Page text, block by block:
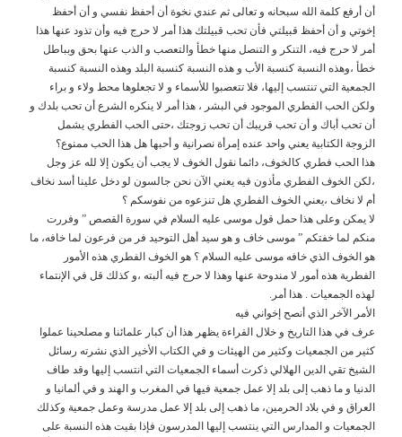
أن أرفع كلمة الله سبحانه و تعالى ثم عندي نخوة أن أحفظ نفسي و أن أحفظ
إخوتي و أن أحفظ قبيلتي فأن تحب قبيلتك هذا أمر لا حرج فيه وأن تذود عنها هذا
أمر لا حرج فيه، التنكر و التنصل منها خطأ والتعصب و الذب عنها بحق وبباطل
خطأ ،وهذه النسبة كنسبة الأب و هذه النسبة كنسبة البلد وهذه النسبة كنسبة
الجمعية التي تنتسب إليها، فلا تتعصبوا للأسماء و لا تجعلوها محط ولاء و براء
ولكن الحب الفطري الموجود في البشر ، هذا أمر لا ينكره الشرع أن تحب بلدك و
أن تحب أباك و أن تحب قريبك أن تحب زوجتك ،حتى الحب الفطري يشمل
الزوجة الكتابية يعني واحد عنده إمرأة نصرانية و أحبها هل هذا الحب ممنوع؟
هذا الحب فطري كالخوف، دائما نقول الخوف لا يجب أن يكون إلا لله عز وجل
،لكن الخوف الفطري مأذون فيه يعني الآن نحن جالسون لو دخل علينا أسد نخاف
أم لا نخاف ،يعني الخوف الفطري هل تنزعوه من نفوسكم ؟
لا يمكن وعلى هذا حمل قول موسى عليه السلام في سورة القصص ” وفررت
منكم لما خفتكم ” موسى خاف و هو سيد أهل التوحيد فر من فرعون لما خافه، ما
هو الخوف الذي خافه موسى عليه السلام ؟ هو الخوف الفطري هذه الأمور
الفطرية هذه أمور لا مندوحة عنها وهذا لا حرج فيه ألبته ،و كذلك قل في الإنتماء
لهذه الجمعيات . هذا أمر.
الأمر الآخر الذي أنصح إخواني فيه
عرف في هذا التاريخ و خلال القراءة يظهر هذا أن كبار علمائنا و مصلحينا عملوا
كثير من الجمعيات وكثير من الهيئات و في الكتاب الأخير الذي نشرته رسائل
الشيخ تقي الدين الهلالي ذكرت أسماء الجمعيات التي انتسب إليها وقد طاف
الدنيا و ما ذهب إلى بلد إلا عمل جمعية فيها في المغرب و الهند و في ألمانيا و
العراق و في بلاد الحرمين، ما ذهب إلى بلد إلا عمل مدرسة وعمل جمعية وكذلك
الجمعيات و المدارس التي ينتسب إليها المدرسون فإذا بقيت هذه النسبة على